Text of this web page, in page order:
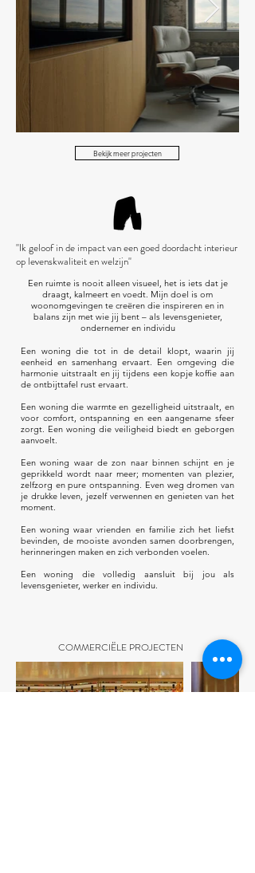
Bekijk meer projecten
''Ik geloof in de impact van een goed doordacht interieur
op levenskwaliteit en welzijn''
Een ruimte is nooit alleen visueel, het is iets dat je
draagt, kalmeert en voedt. Mijn doel is om
woonomgevingen te creëren die inspireren en in
balans zijn met wie jij bent – als levensgenieter,
ondernemer en individu
Een woning die tot in de detail klopt, waarin jij
eenheid en samenhang ervaart. Een omgeving die
harmonie uitstraalt en jij tijdens een kopje koffie aan
de ontbijttafel rust ervaart.
Een woning die warmte en gezelligheid uitstraalt, en
voor comfort, ontspanning en een aangename sfeer
zorgt. Een woning die veiligheid biedt en geborgen
aanvoelt.
Een woning waar de zon naar binnen schijnt en je
geprikkeld wordt naar meer; momenten van plezier,
zelfzorg en pure ontspanning. Even weg dromen van
je drukke leven, jezelf verwennen en genieten van het
moment.
Een woning waar vrienden en familie zich het liefst
bevinden, de mooiste avonden samen doorbrengen,
herinneringen maken en zich verbonden voelen.
Een woning die volledig aansluit bij jou als
levensgenieter, werker en individu.
COMMERCIËLE PROJECTEN